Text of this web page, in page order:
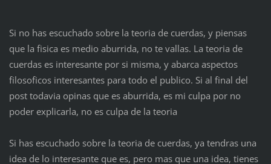
Si no has escuchado sobre la teoria de cuerdas, y piensas
que la fisica es medio aburrida, no te vallas. La teoria de
cuerdas es interesante por si misma, y abarca aspectos
filosoficos interesantes para todo el publico. Si al final del
post todavia opinas que es aburrida, es mi culpa por no
poder explicarla, no es culpa de la teoria
Si has escuchado sobre la teoria de cuerdas, ya tendras una
idea de lo interesante que es, pero mas que una idea, tienes